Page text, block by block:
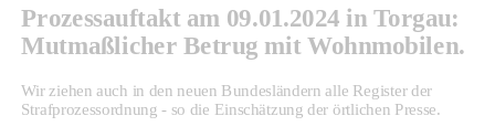
Prozessauftakt am 09.01.2024 in Torgau:
Mutmaßlicher Betrug mit Wohnmobilen.
Wir ziehen auch in den neuen Bundesländern alle Register der
Strafprozessordnung - so die Einschätzung der örtlichen Presse.